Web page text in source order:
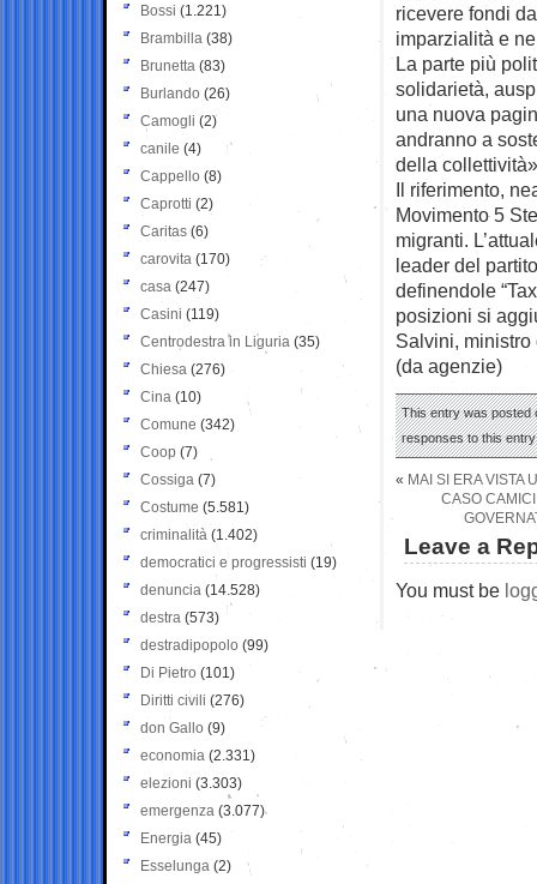
ricevere fondi
imparzialità e
La parte più
solidarietà,
una nuova
andranno a
della
Il riferimento,
Movimento 5
migranti.
leader del
definendole
posizioni si
Salvini, ministro
(da agenzie)
This entry was posted
responses to this
« MAI SI ERA VISTA
CASO
Leave a
You must be
Bossi (1.221)
Brambilla (38)
Brunetta (83)
Burlando (26)
Camogli (2)
canile (4)
Cappello (8)
Caprotti (2)
Caritas (6)
carovita (170)
casa (247)
Casini (119)
Centrodestra in Liguria (35)
Chiesa (276)
Cina (10)
Comune (342)
Coop (7)
Cossiga (7)
Costume (5.581)
criminalità (1.402)
democratici e progressisti (19)
denuncia (14.528)
destra (573)
destradipopolo (99)
Di Pietro (101)
Diritti civili (276)
don Gallo (9)
economia (2.331)
elezioni (3.303)
emergenza (3.077)
Energia (45)
Esselunga (2)